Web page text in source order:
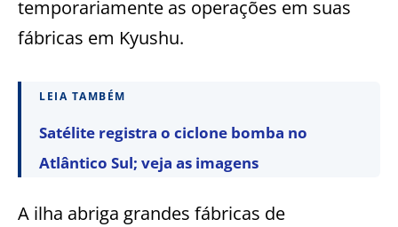
temporariamente as operações em suas
fábricas em Kyushu.
LEIA TAMBÉM
Satélite registra o ciclone bomba no
Atlântico Sul; veja as imagens
A ilha abriga grandes fábricas de